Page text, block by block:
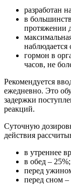
разработан
в
протяжении
наблюдается
гормон в
часов, не
Рекомендуется
ежедневно. Это
задержки
реакций.
Суточную
действия
в утреннее
в обед – 25%;
перед
перед сном –